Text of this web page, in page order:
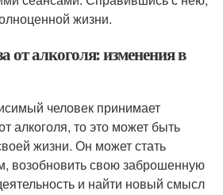
жизни.
от алкоголя: изменения в
человек принимает
алкоголя, то это может быть
жизни. Он может стать
возобновить свою заброшенную
и найти новый смысл